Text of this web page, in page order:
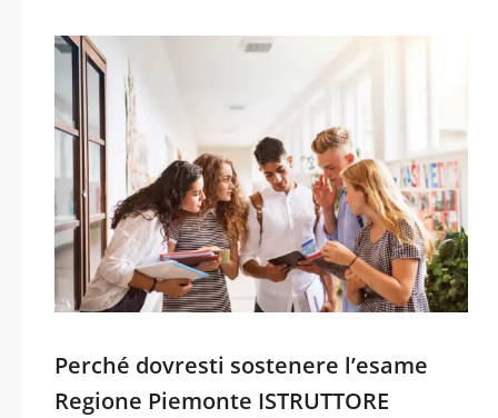
Perché dovresti sostenere l’esame
Regione Piemonte ISTRUTTORE